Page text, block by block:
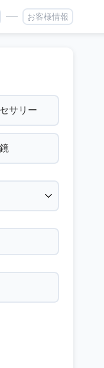
お客様情報
サリー